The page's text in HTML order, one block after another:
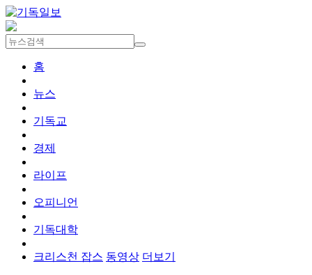
홈
뉴스
기독교
경제
라이프
오피니언
기독대학
크리스천 잡스 동영상 더보기